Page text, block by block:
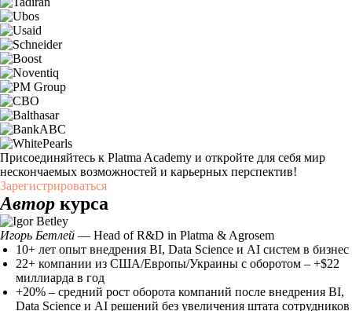
Присоединяйтесь к Platma Academy и откройте для себя мир
нескончаемых возможностей и карьерных перспектив!
Зарегистрироваться
Автор курса
Игорь Бетлей — Head of R&D in Platma & Agrosem
10+ лет опыт внедрения BI, Data Science и AI систем в бизнес
22+ компании из США/Европы/Украины с оборотом – +$22
миллиарда в год
+20% – средний рост оборота компаний после внедрения BI,
Data Science и AI решений без увеличения штата сотрудников